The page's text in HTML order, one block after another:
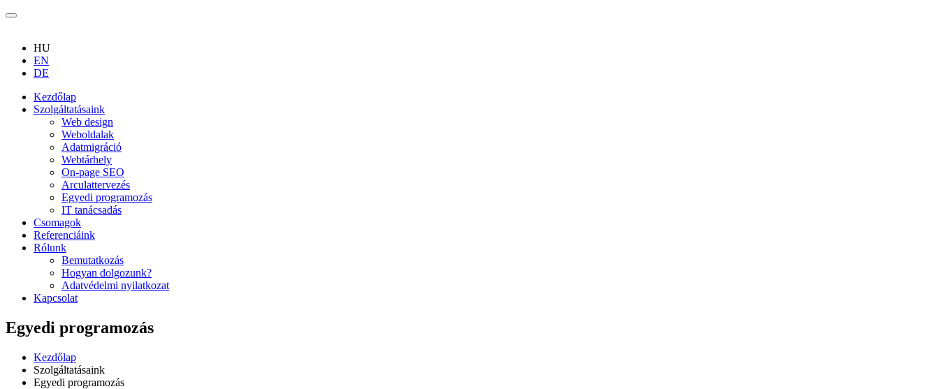
HU
EN
DE
Kezdőlap
Szolgáltatásaink
Web design
Weboldalak
Adatmigráció
Webtárhely
On-page SEO
Arculattervezés
Egyedi programozás
IT tanácsadás
Csomagok
Referenciáink
Rólunk
Bemutatkozás
Hogyan dolgozunk?
Adatvédelmi nyilatkozat
Kapcsolat
Egyedi programozás
Kezdőlap
Szolgáltatásaink
Egyedi programozás